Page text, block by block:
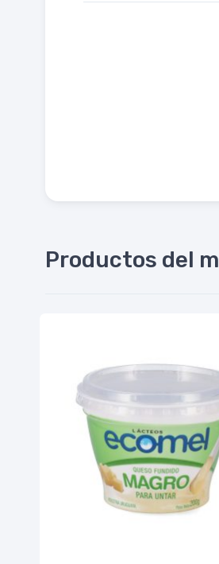
Productos del